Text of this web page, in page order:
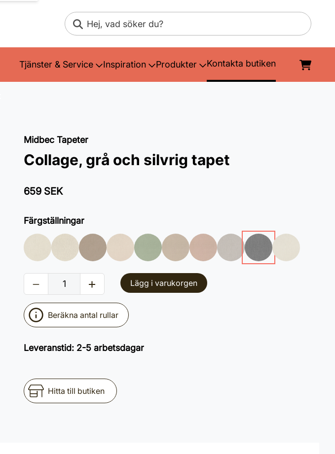
Sök
Tjänster & Service Inspiration Produkter Kontakta butiken
Midbec Tapeter
Collage, grå och silvrig tapet
659 SEK
Färgställningar
Lägg i varukorgen
Beräkna antal rullar
Leveranstid: 2-5 arbetsdagar
Hitta till butiken